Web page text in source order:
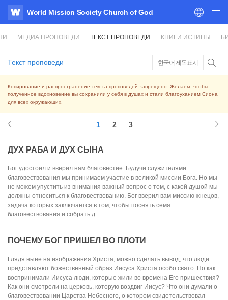
WATV
World Mission Society Church of God
МЕДИА ПРОПОВЕДИ ТЕКСТ ПРОПОВЕДИ КНИГИ ИСТИНЫ
Текст проповеди 한국어 제목표시
Копирование и распространение текста проповедей запрещено. Желаем, чтобы
полученное вдохновение вы сохранили у себя в душах и стали благоуханием Сиона
для всех окружающих.
1 2 3
ДУХ РАБА И ДУХ СЫНА
Бог удостоил и вверил нам благовестие. Будучи служителями
благовествования мы принимаем участие в великой миссии Бога. Но мы
не можем упустить из внимания важный вопрос о том, с какой душой мы
должны относиться к благовествованию. Бог вверил вам миссию жнецов,
задача которых заключается в том, чтобы посеять семя
благовествования и собрать д...
ПОЧЕМУ БОГ ПРИШЕЛ ВО ПЛОТИ
Глядя ныне на изображения Христа, можно сделать вывод, что люди
представляют божественный образ Иисуса Христа особо свято. Но как
воспринимали Иисуса люди, которые жили во времена Его пришествия?
Как они смотрели на церковь, которую воздвиг Иисус? Что они думали о
благовествовании Царства Небесного, о котором свидетельствовал